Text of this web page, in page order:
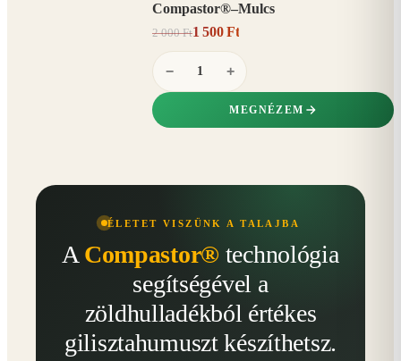
Compastor®–Mulcs
2 000 Ft1 500 Ft
− +
MEGNÉZEM
ÉLETET VISZÜNK A TALAJBA
A Compastor® technológia
segítségével a
zöldhulladékból értékes
gilisztahumuszt készíthetsz.